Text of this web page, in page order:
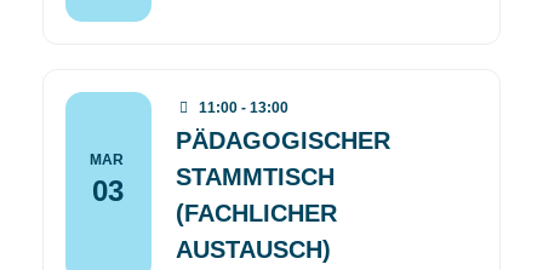
MAR
03
11:00 - 13:00
PÄDAGOGISCHER
STAMMTISCH
(FACHLICHER
AUSTAUSCH)